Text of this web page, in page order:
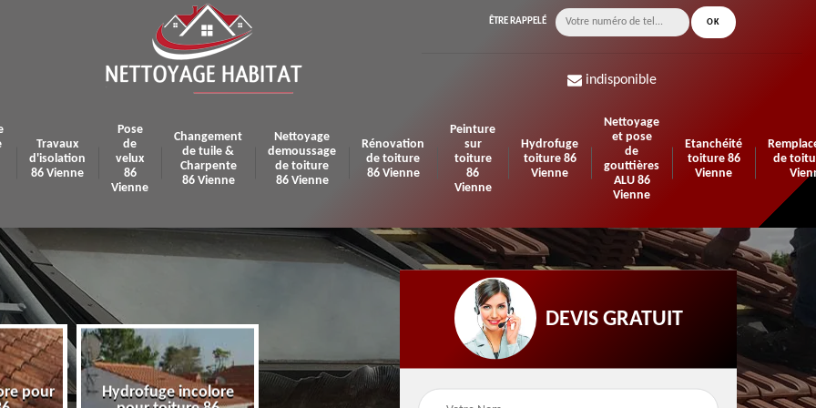
ÊTRE RAPPELÉ
indisponible
Travaux
d'isolation
86 Vienne
Pose
de
velux
86
Vienne
Changement
de tuile &
Charpente
86 Vienne
Nettoyage
demoussage
de toiture
86 Vienne
Rénovation
de toiture
86 Vienne
Peinture
sur
toiture
86
Vienne
Hydrofuge
toiture 86
Vienne
Nettoyage
et pose
de
gouttières
ALU 86
Vienne
Etanchéité
toiture 86
Vienne
de
pour
Hydrofuge incolore
Pose et réparation de
Urgence fuite de
Travaux d'isolation 86
DEVIS GRATUIT